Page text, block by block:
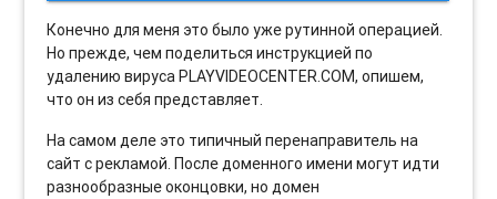
Конечно для меня это было уже рутинной операцией.
Но прежде, чем поделиться инструкцией по
удалению вируса PLAYVIDEOCENTER.COM, опишем,
что он из себя представляет.
На самом деле это типичный перенаправитель на
сайт с рекламой. После доменного имени могут идти
разнообразные оконцовки, но домен